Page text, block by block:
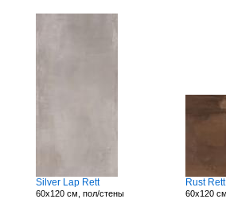
Silver Lap Rett
60x120 см, пол/стены
Rust Rett
60x120